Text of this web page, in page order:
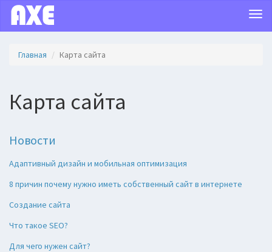
Главная Карта сайта
Карта сайта
Новости
Адаптивный дизайн и мобильная оптимизация
8 причин почему нужно иметь собственный сайт в интернете
Создание сайта
Что такое SEO?
Для чего нужен сайт?